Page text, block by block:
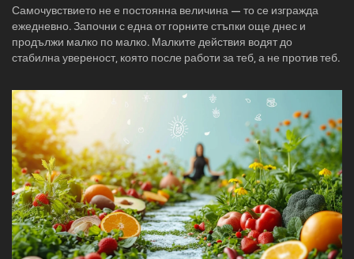
Самочувствието не е постоянна величина — то се изгражда
ежедневно. Започни с една от горните стъпки още днес и
продължи малко по малко. Малките действия водят до
стабилна увереност, която после работи за теб, а не против теб.